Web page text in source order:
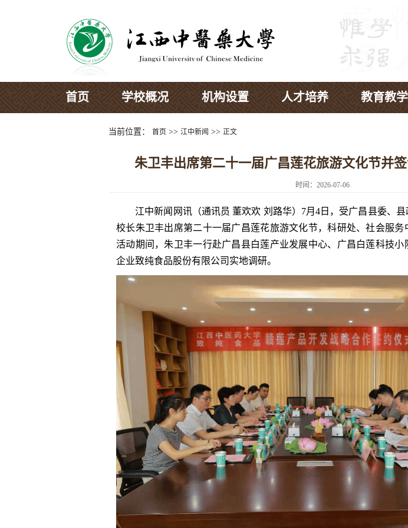
首页 学校概况 机构设置 人才培养 教育教学
当前位置： 首页 >> 江中新闻 >> 正文
朱卫丰出席第二十一届广昌莲花旅游文化节并
时间：2026-07-06
江中新闻网讯（通讯员 董欢欢 刘路华）7月4日， 受广昌县委、县
校长朱卫丰出席第二十一届广昌莲花旅游文化节，科研处、社会服务
活动期间，朱卫丰一行赴广昌县白莲产业发展中心、广昌白莲科技
企业致纯食品股份有限公司实地调研。